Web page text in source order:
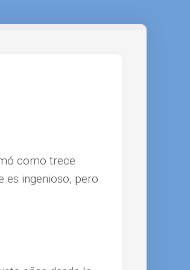
como trece
es ingenioso, pero